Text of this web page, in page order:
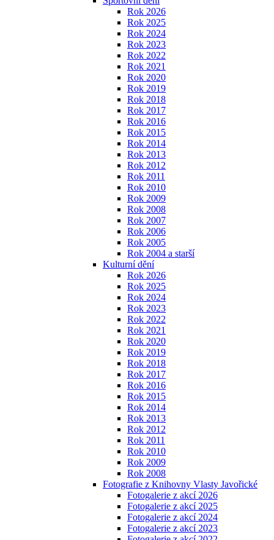
Rok 2026
Rok 2025
Rok 2024
Rok 2023
Rok 2022
Rok 2021
Rok 2020
Rok 2019
Rok 2018
Rok 2017
Rok 2016
Rok 2015
Rok 2014
Rok 2013
Rok 2012
Rok 2011
Rok 2010
Rok 2009
Rok 2008
Rok 2007
Rok 2006
Rok 2005
Rok 2004 a starší
Kulturní dění
Rok 2026
Rok 2025
Rok 2024
Rok 2023
Rok 2022
Rok 2021
Rok 2020
Rok 2019
Rok 2018
Rok 2017
Rok 2016
Rok 2015
Rok 2014
Rok 2013
Rok 2012
Rok 2011
Rok 2010
Rok 2009
Rok 2008
Fotografie z Knihovny Vlasty Javořické
Fotogalerie z akcí 2026
Fotogalerie z akcí 2025
Fotogalerie z akcí 2024
Fotogalerie z akcí 2023